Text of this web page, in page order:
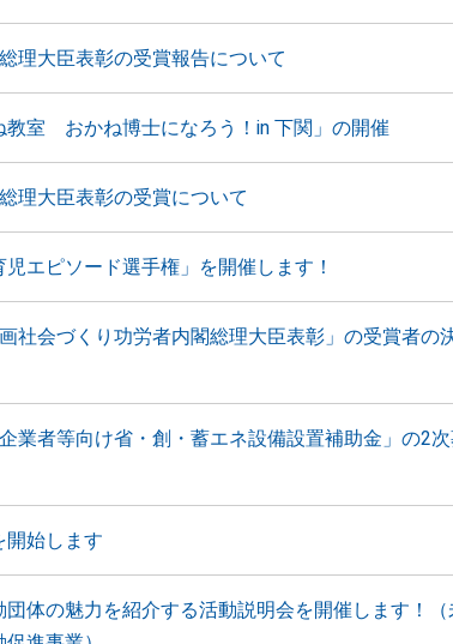
理大臣表彰の受賞報告について
教室 おかね博士になろう！in 下関」の開催
理大臣表彰の受賞について
児エピソード選手権」を開催します！
社会づくり功労者内閣総理大臣表彰」の受賞者の
業者等向け省・創・蓄エネ設備設置補助金」の2
開始します
体の魅力を紹介する活動説明会を開催します！